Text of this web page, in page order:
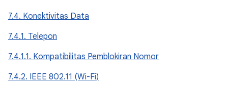
7.4. Konektivitas Data
7.4.1. Telepon
7.4.1.1. Kompatibilitas Pemblokiran Nomor
7.4.2. IEEE 802.11 (Wi-Fi)